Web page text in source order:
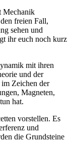
Mechanik
freien Fall,
sehen und
ihr euch noch kurz
mit ihren
und der
Zeichen der
Magneten,
hat.
vorstellen. Es
und
die Grundsteine